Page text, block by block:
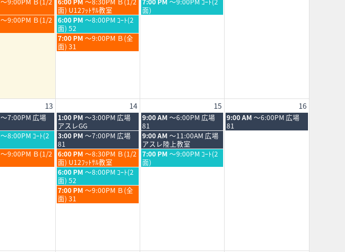
7th
2026
8th
2026
8
月
7th
2026
8
月
曜
日,
8
月
7th
2026
面) U12ﾌｯﾄｻﾙ教室
曜
日,
面)
～9:00PM Ｂ(1/2 金
曜
日,
8
月
6:00 PM ～8:00PM ｺｰﾄ(2
面) 52
金
曜
日,
7:00 PM ～9:00PM Ｂ(全
面) 31
13 14 15 16
～7:00PM 広場
金
曜
日,
8
月
14th
2026
1:00 PM ～3:00PM 広場
アスレGG
土
曜
日,
8
月
15th
2026
9:00 AM ～6:00PM 広場
81
日
曜
日,
9:00 AM ～6:00PM 広場
81
～8:00PM ｺｰﾄ(2
金
曜
日,
8
月
14th
2026
3:00 PM ～7:00PM 広場
81
土
曜
日,
8
月
9:00 AM ～11:00AM 広場
アスレ陸上教室
～9:00PM Ｂ(1/2 金
曜
日,
8
月
14th
2026
6:00 PM ～8:30PM Ｂ(1/2
面) U12ﾌｯﾄｻﾙ教室
土
曜
日,
7:00 PM ～9:00PM ｺｰﾄ(2
面)
金
曜
日,
8
月
6:00 PM ～8:00PM ｺｰﾄ(2
面) 52
金
曜
日,
7:00 PM ～9:00PM Ｂ(全
面) 31